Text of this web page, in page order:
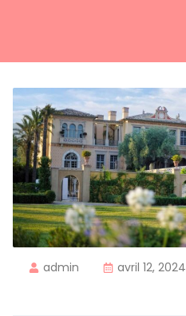
admin avril 12, 2024